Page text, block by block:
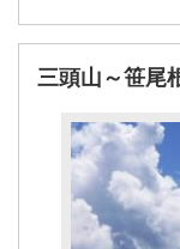
三頭山～笹尾